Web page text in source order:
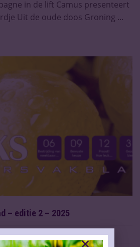
in de lift Camus presenteert
Uit de oude doos Groning ...
– editie 2 – 2025
17 Apr 2025